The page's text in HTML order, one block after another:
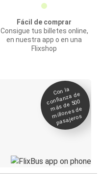
Fácil de comprar
Consigue tus billetes online,
en nuestra app o en una
Flixshop
Con la
confianza de
más de 500
millones de
pasajeros